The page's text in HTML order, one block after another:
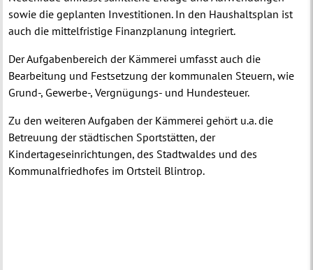
sowie die geplanten Investitionen. In den Haushaltsplan ist
auch die mittelfristige Finanzplanung integriert.
Der Aufgabenbereich der Kämmerei umfasst auch die
Bearbeitung und Festsetzung der kommunalen Steuern, wie
Grund-, Gewerbe-, Vergnügungs- und Hundesteuer.
Zu den weiteren Aufgaben der Kämmerei gehört u.a. die
Betreuung der städtischen Sportstätten, der
Kindertageseinrichtungen, des Stadtwaldes und des
Kommunalfriedhofes im Ortsteil Blintrop.